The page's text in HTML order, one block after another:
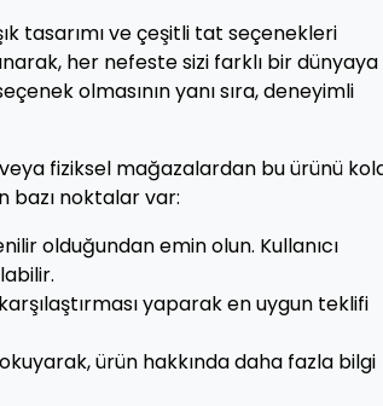
tasarımı ve çeşitli tat seçenekleri
her nefeste sizi farklı bir dünyaya
olmasının yanı sıra, deneyimli
fiziksel mağazalardan bu ürünü
bazı noktalar var:
olduğundan emin olun. Kullanıcı
yaparak en uygun teklifi
ürün hakkında daha fazla bilgi